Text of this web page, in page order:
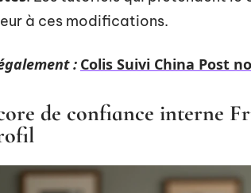
à ces modifications.
: Colis Suivi China Post
de confiance interne